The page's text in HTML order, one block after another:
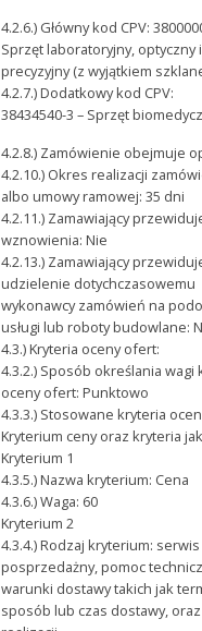
4.2.6.) Główny kod CPV:
Sprzęt laboratoryjny, optyczny i
precyzyjny (z wyjątkiem
4.2.7.) Dodatkowy kod CPV:
38434540-3 – Sprzęt
4.2.8.) Zamówienie obejmuje
4.2.10.) Okres realizacji
albo umowy ramowej: 35 dni
4.2.11.) Zamawiający
wznowienia: Nie
4.2.13.) Zamawiający
udzielenie dotychczasowemu
wykonawcy zamówień na
usługi lub roboty budowlane:
4.3.) Kryteria oceny ofert:
4.3.2.) Sposób określania wagi
oceny ofert: Punktowo
4.3.3.) Stosowane kryteria
Kryterium ceny oraz kryteria
Kryterium 1
4.3.5.) Nazwa kryterium: Cena
4.3.6.) Waga: 60
Kryterium 2
4.3.4.) Rodzaj kryterium: serwis
posprzedażny, pomoc
warunki dostawy takich jak
sposób lub czas dostawy,